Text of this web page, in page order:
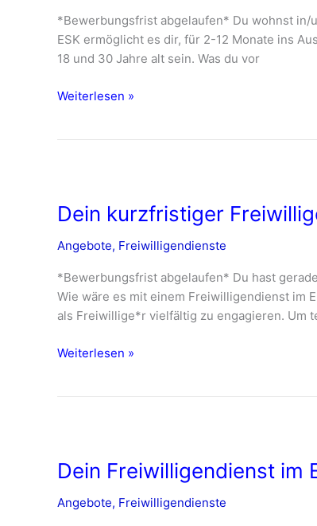
*Bewerbungsfrist abgelaufen* Du wohnst in/
ESK ermöglicht es dir, für 2-12 Monate ins
18 und 30 Jahre alt sein. Was du vor
Sommer
2025
Weiterlesen »
Dein kurzfristiger
Angebote, Freiwilligendienste
*Bewerbungsfrist abgelaufen* Du hast
Wie wäre es mit einem Freiwilligendienst im
als Freiwillige*r vielfältig zu engagieren. Um
Freiwilligendienst
ESK
Zwei
Monate
im
2025!
Weiterlesen »
Dein Freiwilligendienst im
Angebote, Freiwilligendienste
im
–